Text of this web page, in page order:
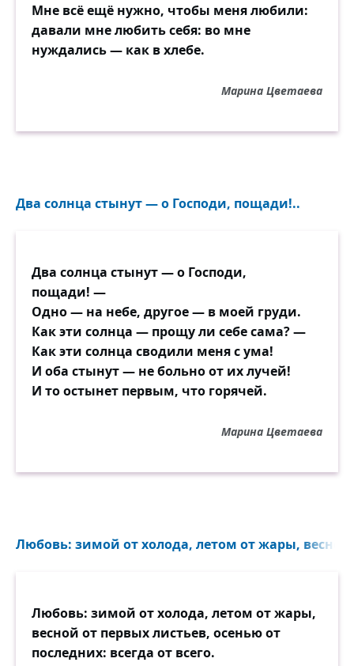
Мне всё ещё нужно, чтобы меня любили:
давали мне любить себя: во мне
нуждались — как в хлебе.
Марина Цветаева
Два солнца стынут — о Господи, пощади!..
Два солнца стынут — о Господи,
пощади! —
Одно — на небе, другое — в моей груди.
Как эти солнца — прощу ли себе сама? —
Как эти солнца сводили меня с ума!
И оба стынут — не больно от их лучей!
И то остынет первым, что горячей.
Марина Цветаева
Любовь: зимой от холода, летом от жары, весной
Любовь: зимой от холода, летом от жары,
весной от первых листьев, осенью от
последних: всегда от всего.